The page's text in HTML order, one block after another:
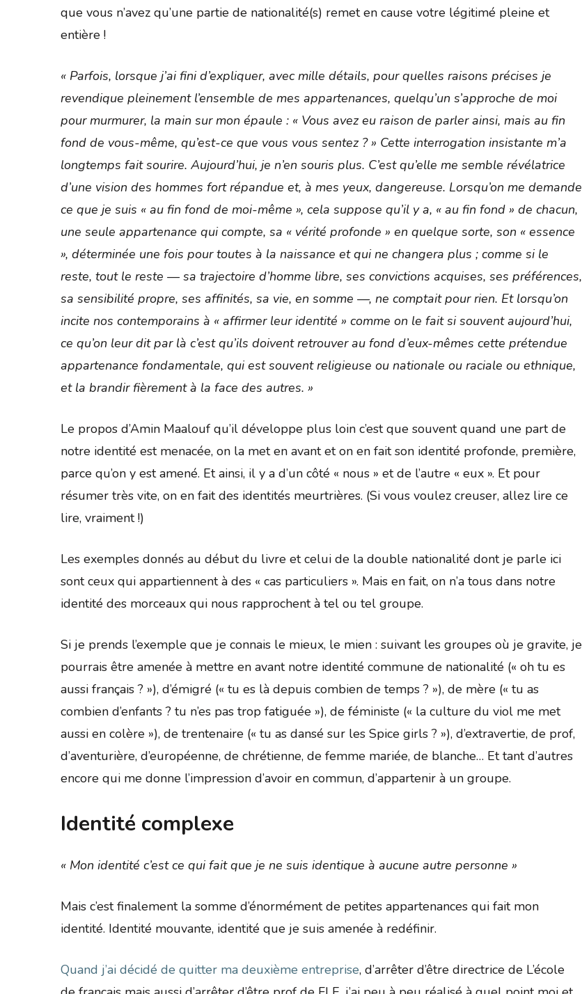
que vous n’avez qu’une partie de nationalité(s) remet en cause votre légitimé pleine et
entière !
« Parfois, lorsque j’ai fini d’expliquer, avec mille détails, pour quelles raisons précises je
revendique pleinement l’ensemble de mes appartenances, quelqu’un s’approche de moi
pour murmurer, la main sur mon épaule : « Vous avez eu raison de parler ainsi, mais au fin
fond de vous-même, qu’est-ce que vous vous sentez ? » Cette interrogation insistante m’a
longtemps fait sourire. Aujourd’hui, je n’en souris plus. C’est qu’elle me semble révélatrice
d’une vision des hommes fort répandue et, à mes yeux, dangereuse. Lorsqu’on me demande
ce que je suis « au fin fond de moi-même », cela suppose qu’il y a, « au fin fond » de chacun,
une seule appartenance qui compte, sa « vérité profonde » en quelque sorte, son « essence
», déterminée une fois pour toutes à la naissance et qui ne changera plus ; comme si le
reste, tout le reste — sa trajectoire d’homme libre, ses convictions acquises, ses préférences,
sa sensibilité propre, ses affinités, sa vie, en somme —, ne comptait pour rien. Et lorsqu’on
incite nos contemporains à « affirmer leur identité » comme on le fait si souvent aujourd’hui,
ce qu’on leur dit par là c’est qu’ils doivent retrouver au fond d’eux-mêmes cette prétendue
appartenance fondamentale, qui est souvent religieuse ou nationale ou raciale ou ethnique,
et la brandir fièrement à la face des autres. »
Le propos d’Amin Maalouf qu’il développe plus loin c’est que souvent quand une part de
notre identité est menacée, on la met en avant et on en fait son identité profonde, première,
parce qu’on y est amené. Et ainsi, il y a d’un côté « nous » et de l’autre « eux ». Et pour
résumer très vite, on en fait des identités meurtrières. (Si vous voulez creuser, allez lire ce
lire, vraiment !)
Les exemples donnés au début du livre et celui de la double nationalité dont je parle ici
sont ceux qui appartiennent à des « cas particuliers ». Mais en fait, on n’a tous dans notre
identité des morceaux qui nous rapprochent à tel ou tel groupe.
Si je prends l’exemple que je connais le mieux, le mien : suivant les groupes où je gravite, je
pourrais être amenée à mettre en avant notre identité commune de nationalité (« oh tu es
aussi français ? »), d’émigré (« tu es là depuis combien de temps ? »), de mère (« tu as
combien d’enfants ? tu n’es pas trop fatiguée »), de féministe (« la culture du viol me met
aussi en colère »), de trentenaire (« tu as dansé sur les Spice girls ? »), d’extravertie, de prof,
d’aventurière, d’européenne, de chrétienne, de femme mariée, de blanche… Et tant d’autres
encore qui me donne l’impression d’avoir en commun, d’appartenir à un groupe.
Identité complexe
« Mon identité c’est ce qui fait que je ne suis identique à aucune autre personne »
Mais c’est finalement la somme d’énormément de petites appartenances qui fait mon
identité. Identité mouvante, identité que je suis amenée à redéfinir.
Quand j’ai décidé de quitter ma deuxième entreprise, d’arrêter d’être directrice de L’école